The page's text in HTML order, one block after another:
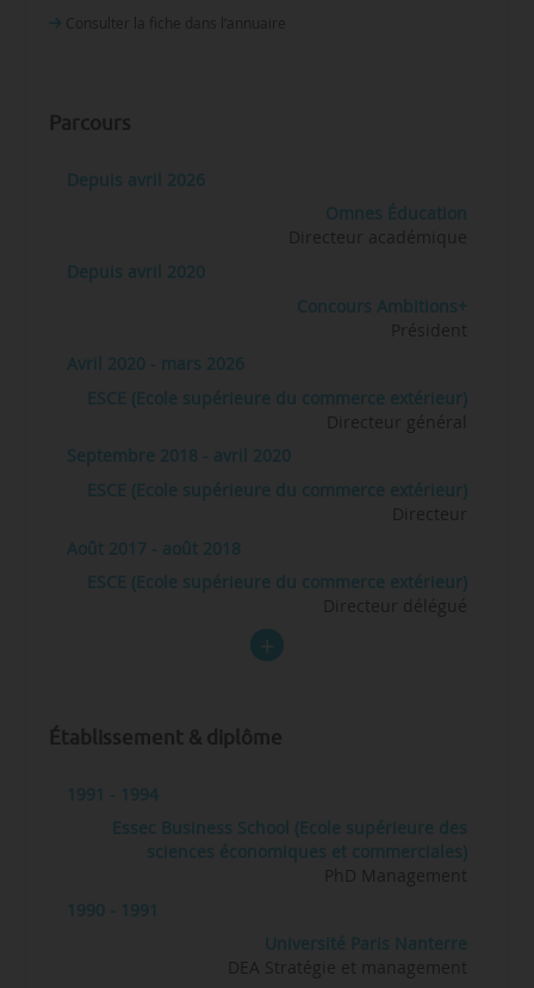
Parcours
Depuis avril 2026
Omnes Éducation
Directeur académique
Depuis avril 2020
Concours Ambitions+
Président
Avril 2020 - mars 2026
ESCE (Ecole supérieure du commerce extérieur)
Directeur général
Septembre 2018 - avril 2020
ESCE (Ecole supérieure du commerce extérieur)
Directeur
Août 2017 - août 2018
ESCE (Ecole supérieure du commerce extérieur)
Directeur délégué
Établissement & diplôme
1991 - 1994
Essec Business School (Ecole supérieure des
sciences économiques et commerciales)
PhD Management
1990 - 1991
Université Paris Nanterre
DEA Stratégie et management